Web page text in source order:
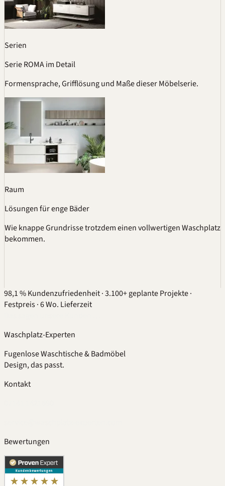
Serien
Serie ROMA im Detail
Formensprache, Grifflösung und Maße dieser Möbelserie.
Raum
Lösungen für enge Bäder
Wie knappe Grundrisse trotzdem einen vollwertigen Waschplatz
bekommen.
98,1 % Kundenzufriedenheit·3.100+ geplante Projekte·
Festpreis·6 Wo. Lieferzeit
Waschplatz-Experten
Fugenlose Waschtische & Badmöbel
Design, das passt.
Kontakt
Bewertungen